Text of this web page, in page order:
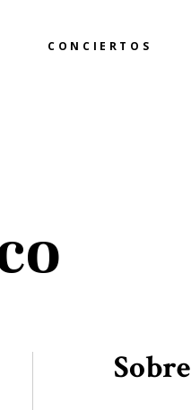
CONCIERTOS
Sobre